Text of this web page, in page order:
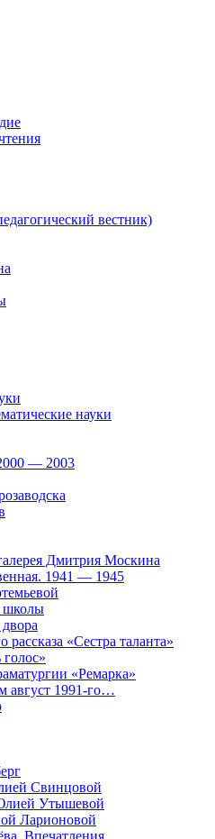
вестник)
науки
— 2003
Дмитрия Москина
1941 — 1945
школы
рассказа «Сестра таланта»
«Ремарка»
1991-го…
Свинцовой
Утышевой
Ларионовой